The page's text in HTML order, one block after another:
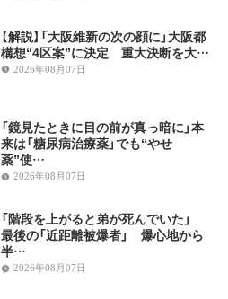
【解説】「大阪維新の次の顔に」大阪都
構想“4区案”に決定 重大決断を大…
2026年08月07日
「鏡見たときに目の前が真っ暗に」本
来は「糖尿病治療薬」でも“やせ
薬”使…
2026年08月07日
「階段を上がると弟が死んでいた」
最後の「近距離被爆者」 爆心地から
半…
2026年08月07日